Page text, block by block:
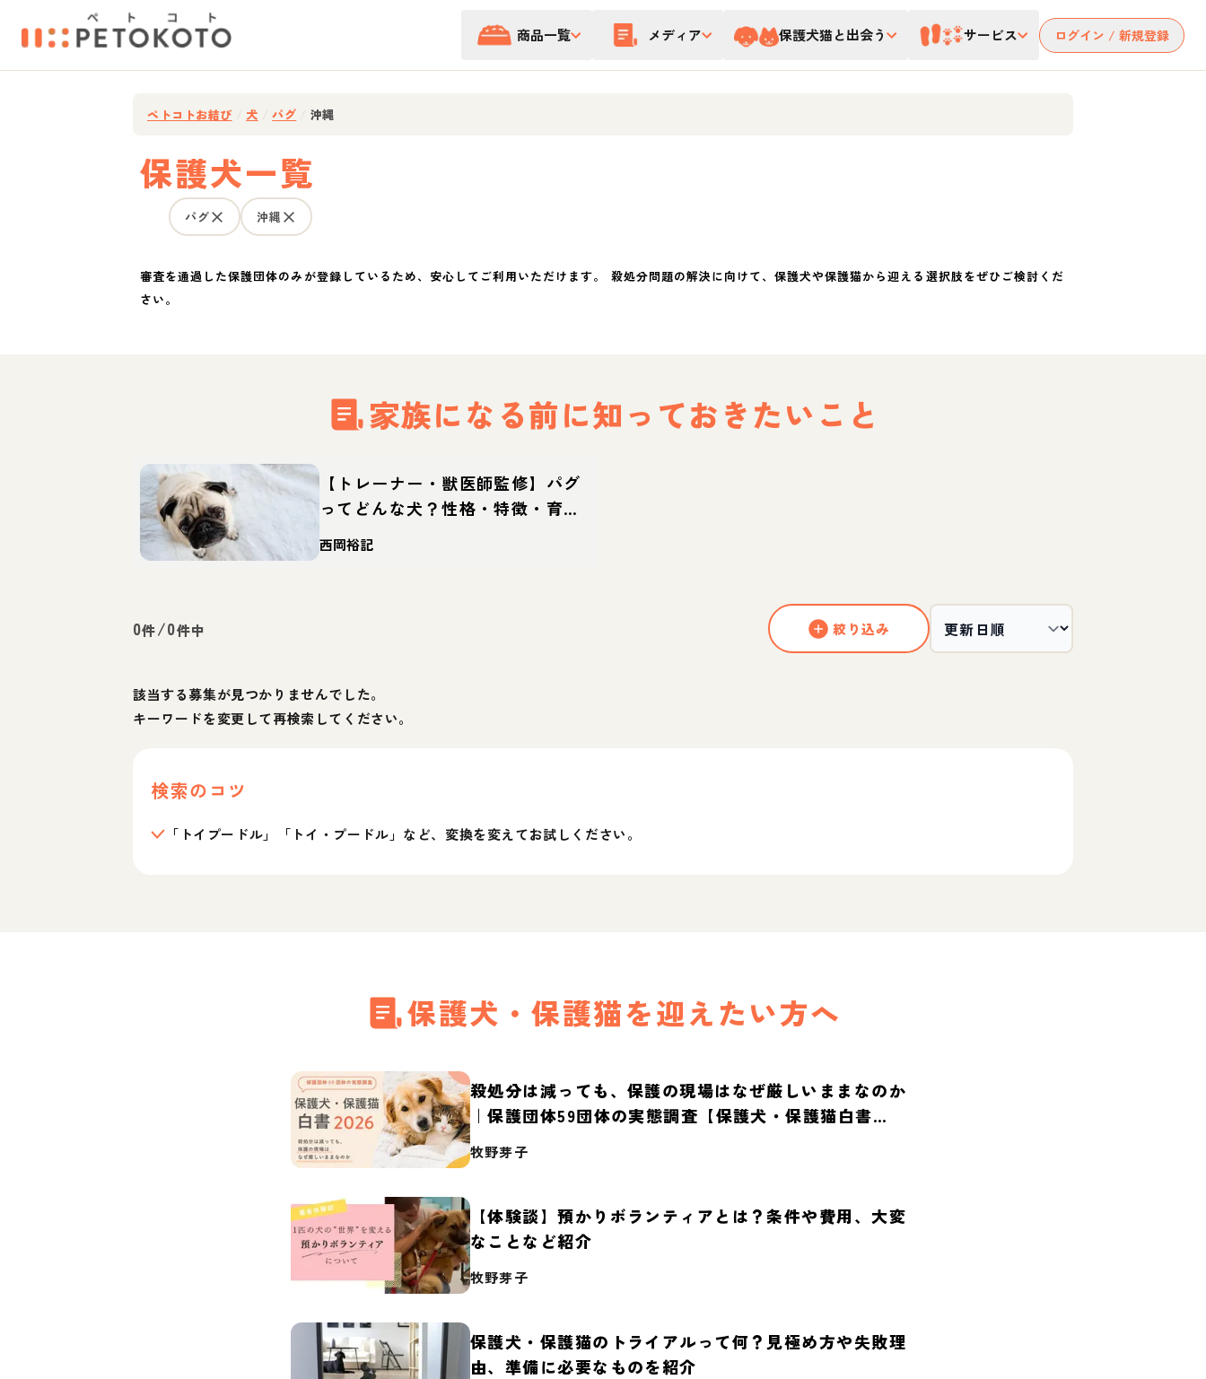
商品一覧 メディア 保護犬猫と出会う サービス ログイン / 新規登録
ペトコトお結び 犬 パグ 沖縄
保護犬一覧
パグ 沖縄
審査を通過した保護団体のみが登録しているため、安心してご利用いただけます。 殺処分問題の解決に向けて、保護犬や保護猫から迎える選択肢をぜひご検討くだ
さい。
家族になる前に知っておきたいこと
【トレーナー・獣医師監修】パグ
ってどんな犬？性格・特徴・育て
方・迎え方
西岡裕記
0件/0件中 絞り込み
該当する募集が見つかりませんでした。
キーワードを変更して再検索してください。
検索のコツ
「トイプードル」「トイ・プードル」など、変換を変えてお試しください。
保護犬・保護猫を迎えたい方へ
殺処分は減っても、保護の現場はなぜ厳しいままなのか
｜保護団体59団体の実態調査【保護犬・保護猫白書
2026】
牧野芽子
【体験談】預かりボランティアとは？条件や費用、大変
なことなど紹介
牧野芽子
保護犬・保護猫のトライアルって何？見極め方や失敗理
由、準備に必要なものを紹介